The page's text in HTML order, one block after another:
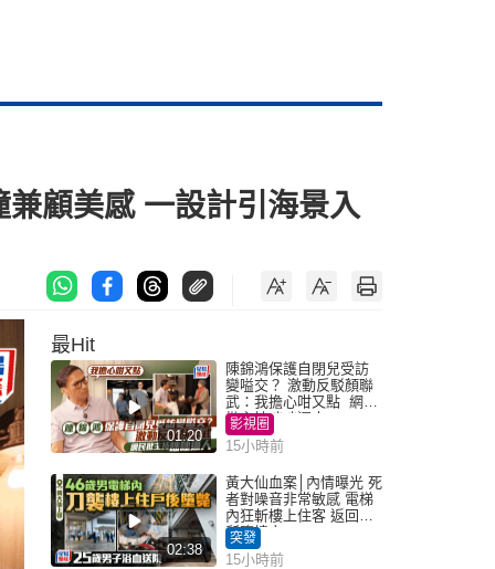
顧美感 一設計引海景入
最Hit
01:20
陳錦鴻保護自閉兒受訪
變嗌交？ 激動反駁顏聯
武：我擔心咁又點 網民
批主持咄咄逼人
影視圈
15小時前
02:38
黃大仙血案│內情曝光 死
者對噪音非常敏感 電梯
內狂斬樓上住客 返回住
所墮樓亡
突發
15小時前